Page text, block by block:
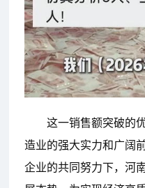
这一销售额突破的
造业的强大实力和广阔
企业的共同努力下，河